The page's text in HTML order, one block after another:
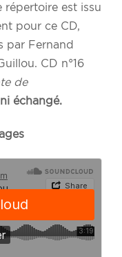
répertoire est issu
pour ce CD,
par Fernand
CD n°16
de
échangé.